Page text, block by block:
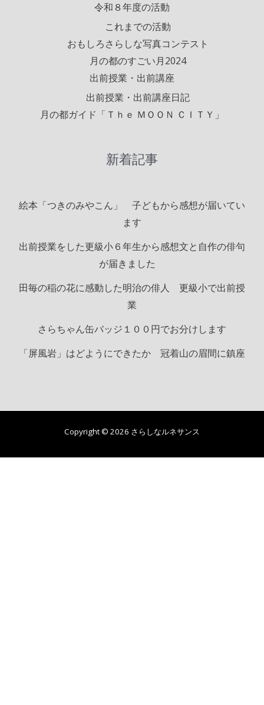
令和８年度の活動
これまでの活動
おもしろさらしな写真コンテスト
月の都のすごい月2024
出前授業・出前講座
出前授業・出前講座日記
月の都ガイド「Ｔｈｅ ＭＯＯＮ ＣＩＴＹ」
新着記事
絵本「つきのみやこん」 子どもから感想が届いてい
ます
出前授業をした更級小６年生から感想文と自作の俳句
が届きました
田毎の稲の花に感動した明治の俳人 更級小で出前授
業
さらちゃん缶バッジ１００円でお分けします
「屏風岩」はどようにできたか 冠着山の眉間に鎮座
Copyright © 2026 さらしなルネサンス